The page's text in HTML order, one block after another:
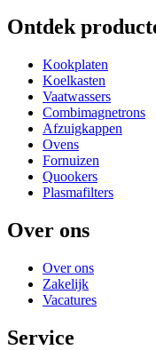
Ontdek
Kookplaten
Koelkasten
Vaatwassers
Combimagnetrons
Afzuigkappen
Ovens
Fornuizen
Quookers
Plasmafilters
Over ons
Over ons
Zakelijk
Vacatures
Service